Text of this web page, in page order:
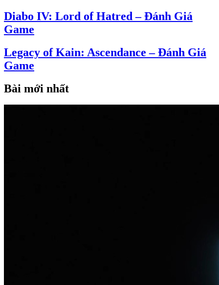
Diabo IV: Lord of Hatred – Đánh Giá
Game
Legacy of Kain: Ascendance – Đánh Giá
Game
Bài mới nhất